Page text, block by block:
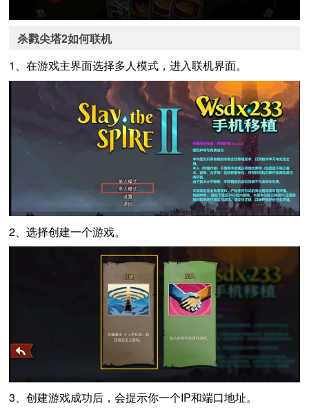
杀戮尖塔2如何联机
1、在游戏主界面选择多人模式，进入联机界面。
2、选择创建一个游戏。
3、创建游戏成功后，会提示你一个IP和端口地址。